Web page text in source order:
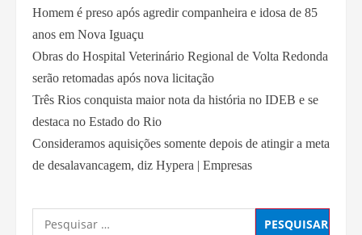
Homem é preso após agredir companheira e idosa de 85
anos em Nova Iguaçu
Obras do Hospital Veterinário Regional de Volta Redonda
serão retomadas após nova licitação
Três Rios conquista maior nota da história no IDEB e se
destaca no Estado do Rio
Consideramos aquisições somente depois de atingir a meta
de desalavancagem, diz Hypera | Empresas